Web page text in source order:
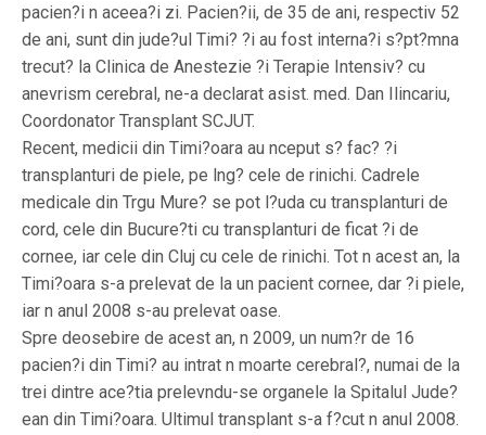
pacien?i n aceea?i zi. Pacien?ii, de 35 de ani, respectiv 52
de ani, sunt din jude?ul Timi? ?i au fost interna?i s?pt?mna
trecut? la Clinica de Anestezie ?i Terapie Intensiv? cu
anevrism cerebral, ne-a declarat asist. med. Dan Ilincariu,
Coordonator Transplant SCJUT.
Recent, medicii din Timi?oara au nceput s? fac? ?i
transplanturi de piele, pe lng? cele de rinichi. Cadrele
medicale din Trgu Mure? se pot l?uda cu transplanturi de
cord, cele din Bucure?ti cu transplanturi de ficat ?i de
cornee, iar cele din Cluj cu cele de rinichi. Tot n acest an, la
Timi?oara s-a prelevat de la un pacient cornee, dar ?i piele,
iar n anul 2008 s-au prelevat oase.
Spre deosebire de acest an, n 2009, un num?r de 16
pacien?i din Timi? au intrat n moarte cerebral?, numai de la
trei dintre ace?tia prelevndu-se organele la Spitalul Jude?
ean din Timi?oara. Ultimul transplant s-a f?cut n anul 2008.